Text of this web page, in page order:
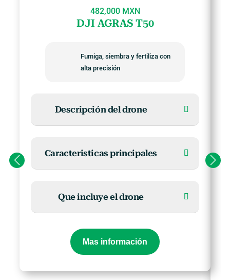
482,000 MXN
DJI AGRAS T50
Fumiga, siembra y fertiliza con
alta precisión
Descripción del drone
Caracteristicas principales
Que incluye el drone
Mas información